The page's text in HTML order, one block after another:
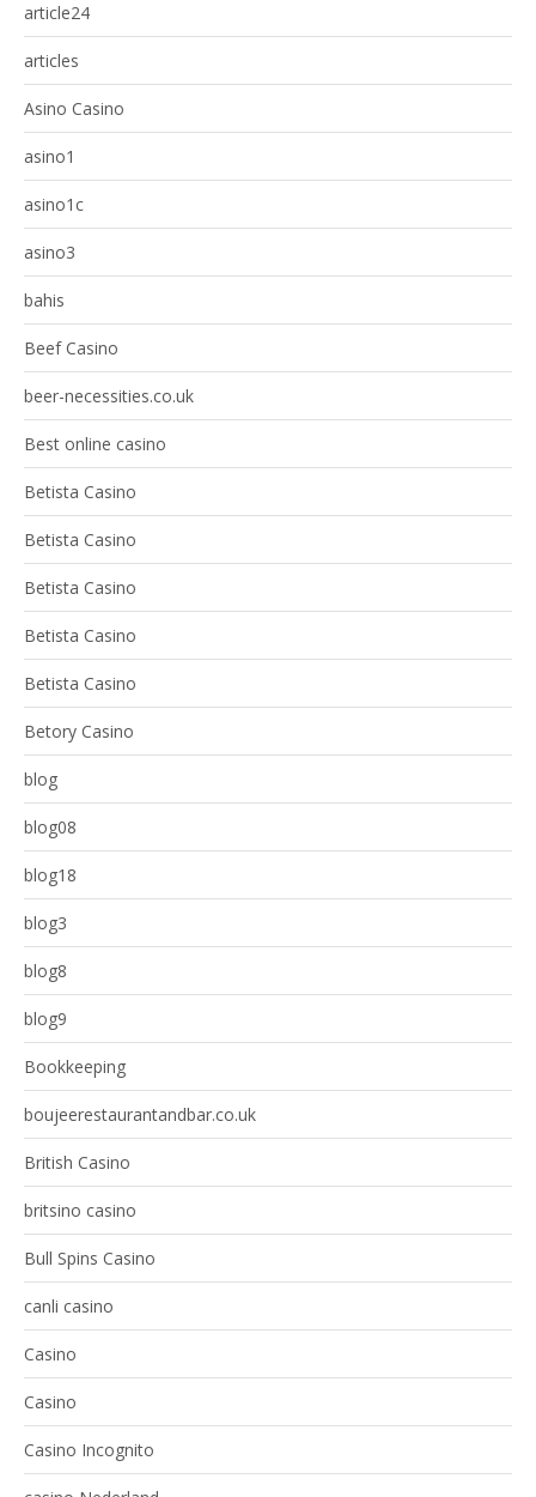
article24
articles
Asino Casino
asino1
asino1c
asino3
bahis
Beef Casino
beer-necessities.co.uk
Best online casino
Betista Casino
Betista Casino
Betista Casino
Betista Casino
Betista Casino
Betory Casino
blog
blog08
blog18
blog3
blog8
blog9
Bookkeeping
boujeerestaurantandbar.co.uk
British Casino
britsino casino
Bull Spins Casino
canli casino
Casino
Casino
Casino Incognito